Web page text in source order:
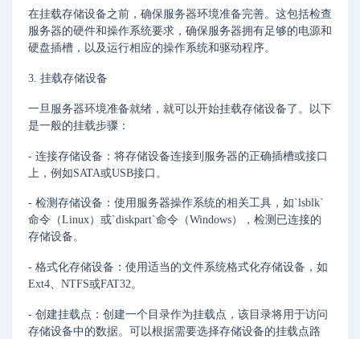
在挂载存储设备之前，确保服务器环境准备完善。这包括检查
服务器的硬件和操作系统要求，确保服务器拥有足够的电源和
硬盘插槽，以及运行相应的操作系统和驱动程序。
3. 挂载存储设备
一旦服务器环境准备就绪，就可以开始挂载存储设备了。以下
是一般的挂载步骤：
- 连接存储设备：将存储设备连接到服务器的正确插槽或接口
上，例如SATA或USB接口。
- 检测存储设备：使用服务器操作系统的相关工具，如`lsblk`
命令（Linux）或`diskpart`命令（Windows），检测已连接的
存储设备。
- 格式化存储设备：使用适当的文件系统格式化存储设备，如
Ext4、NTFS或FAT32。
- 创建挂载点：创建一个目录作为挂载点，该目录将用于访问
存储设备中的数据。可以根据需要选择存储设备的挂载点路